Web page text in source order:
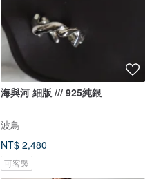
海與河 細版 /// 925純銀
波鳥
NT$ 2,480
可客製